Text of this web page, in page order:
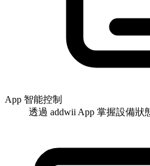
App 智能控制
透過 addwii App 掌握設備狀